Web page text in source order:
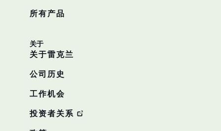
所有产品
关于
关于雷克兰
公司历史
工作机会
投资者关系